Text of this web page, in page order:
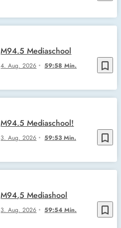
bookmark_border
4. Aug. 2026 59:58 Min.
M94.5 Mediaschool
bookmark_border
3. Aug. 2026 59:53 Min.
M94.5 Mediaschool!
bookmark_border
3. Aug. 2026 59:54 Min.
M94,5 Mediashool